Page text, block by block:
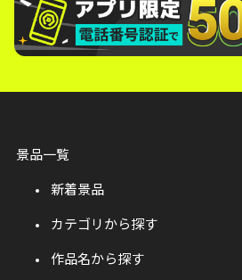
景品一覧
新着景品
カテゴリから探す
作品名から探す